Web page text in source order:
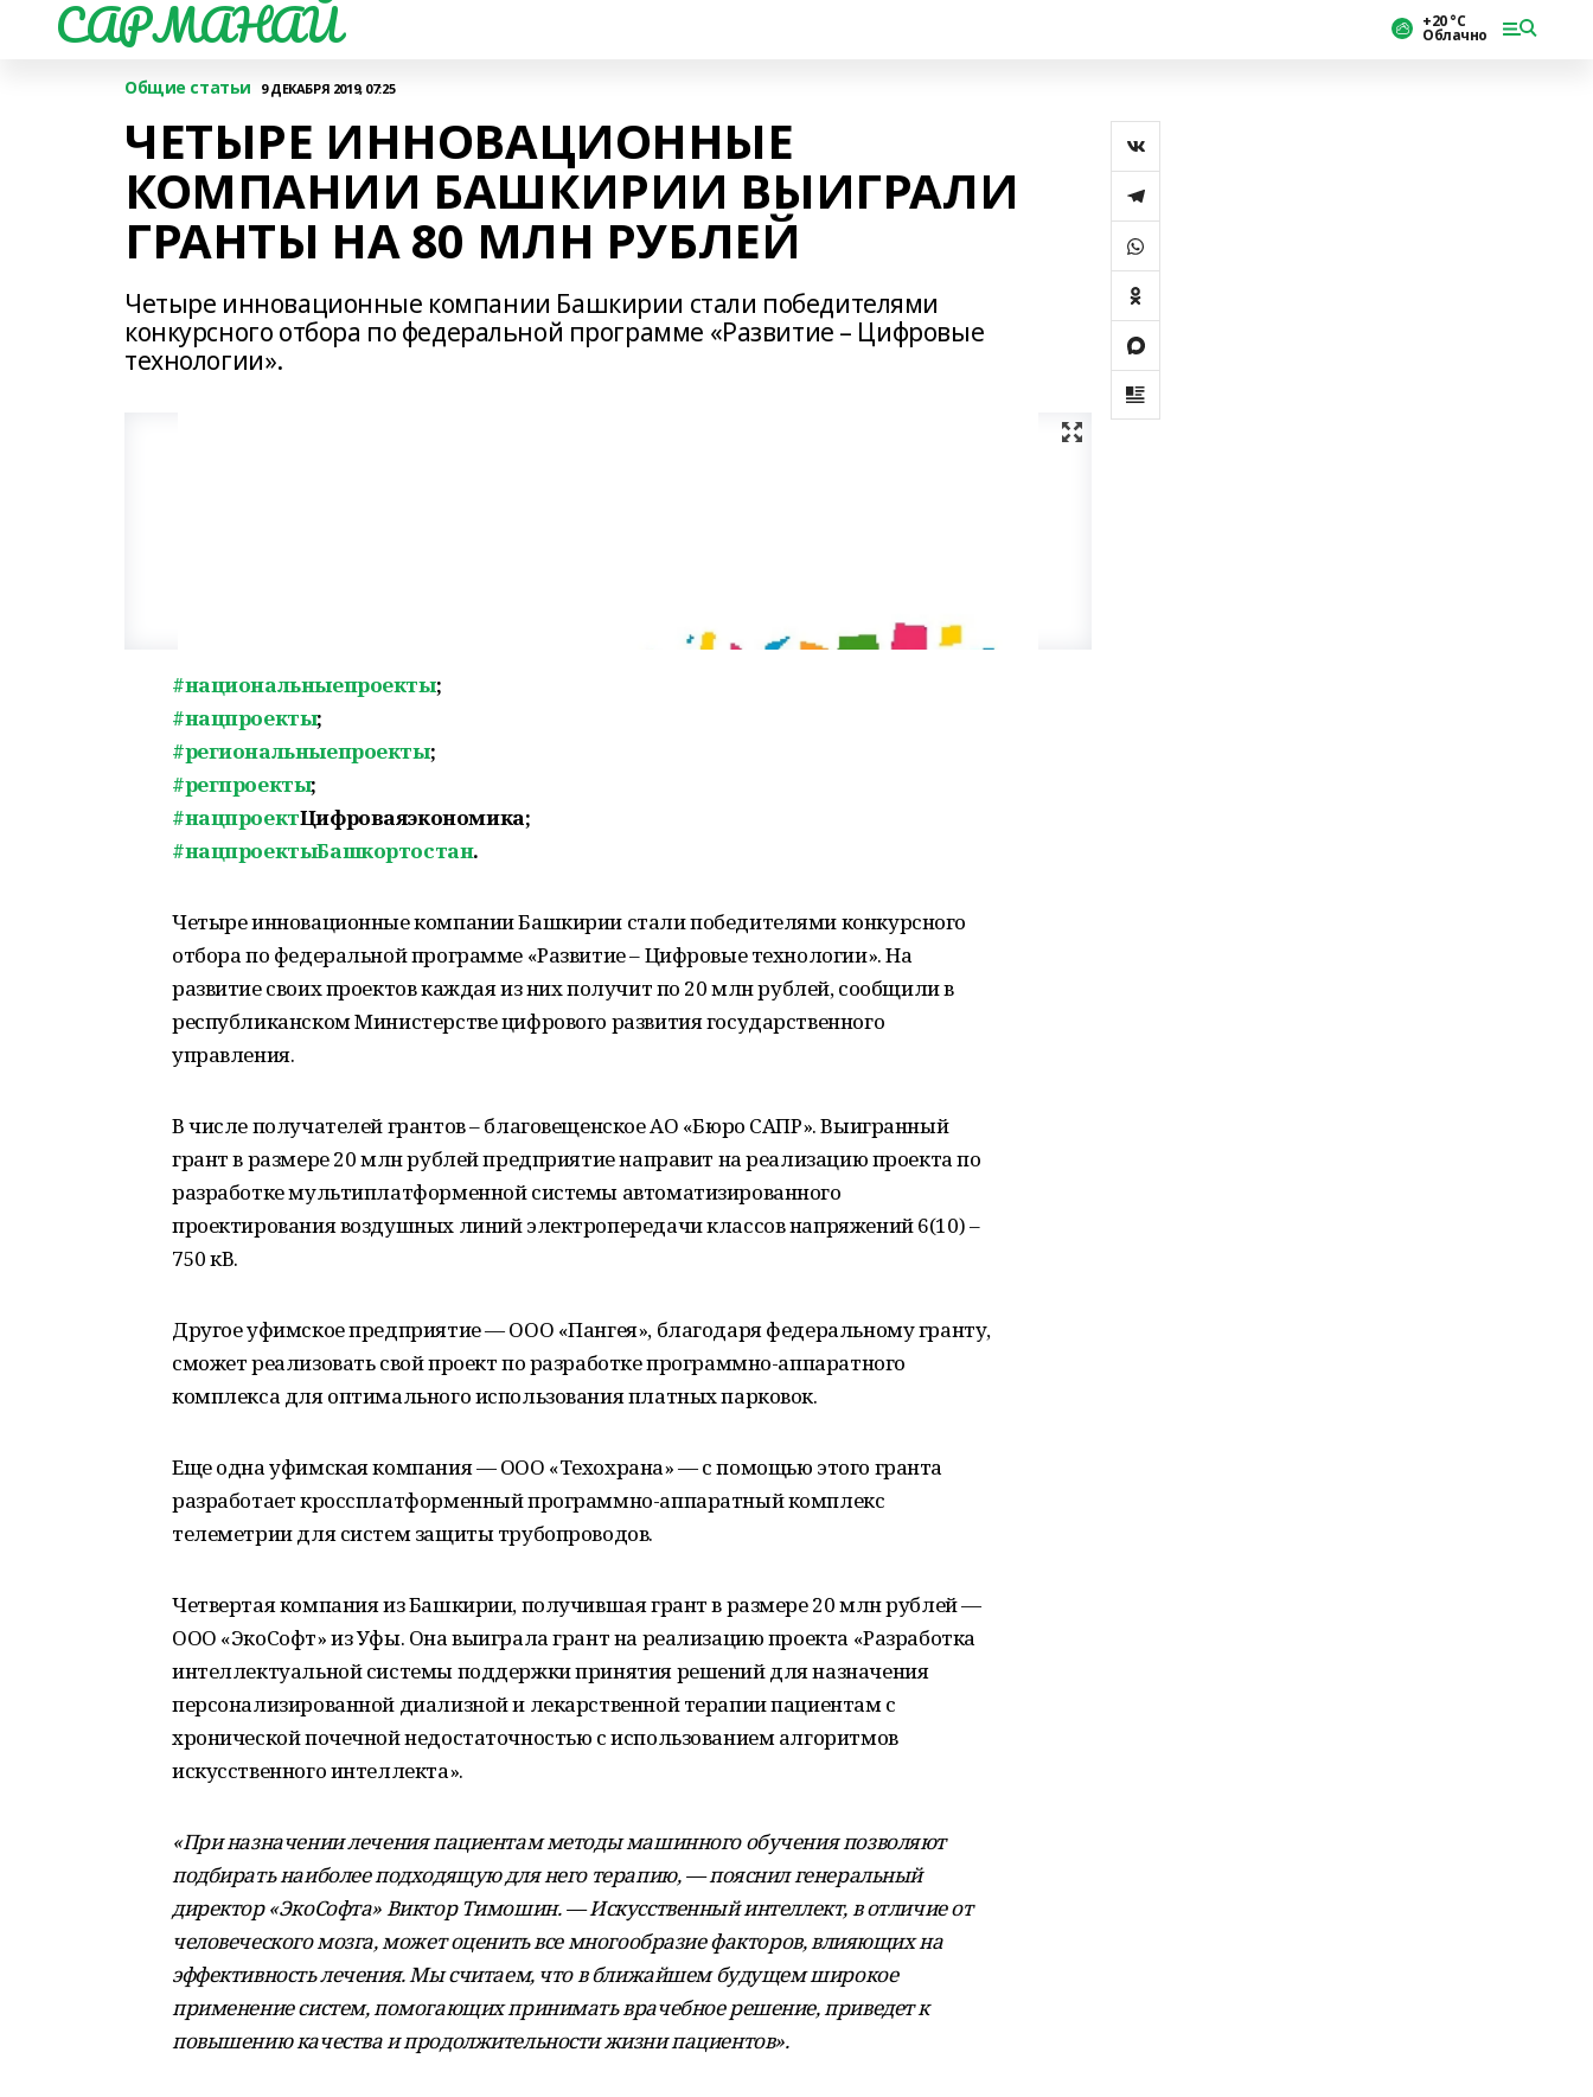
САРМАНАЙ +20 °С
Облачно
Общие статьи 9 ДЕКАБРЯ 2019, 07:25
ЧЕТЫРЕ ИННОВАЦИОННЫЕ
КОМПАНИИ БАШКИРИИ ВЫИГРАЛИ
ГРАНТЫ НА 80 МЛН РУБЛЕЙ
Четыре инновационные компании Башкирии стали победителями
конкурсного отбора по федеральной программе «Развитие – Цифровые
технологии».
#национальныепроекты;
#нацпроекты;
#региональныепроекты;
#регпроекты;
#нацпроектЦифроваяэкономика;
#нацпроектыБашкортостан.
Четыре инновационные компании Башкирии стали победителями конкурсного
отбора по федеральной программе «Развитие – Цифровые технологии». На
развитие своих проектов каждая из них получит по 20 млн рублей, сообщили в
республиканском Министерстве цифрового развития государственного
управления.
В числе получателей грантов – благовещенское АО «Бюро САПР». Выигранный
грант в размере 20 млн рублей предприятие направит на реализацию проекта по
разработке мультиплатформенной системы автоматизированного
проектирования воздушных линий электропередачи классов напряжений 6(10) –
750 кВ.
Другое уфимское предприятие — ООО «Пангея», благодаря федеральному гранту,
сможет реализовать свой проект по разработке программно-аппаратного
комплекса для оптимального использования платных парковок.
Еще одна уфимская компания — ООО «Техохрана» — с помощью этого гранта
разработает кроссплатформенный программно-аппаратный комплекс
телеметрии для систем защиты трубопроводов.
Четвертая компания из Башкирии, получившая грант в размере 20 млн рублей —
ООО «ЭкоСофт» из Уфы. Она выиграла грант на реализацию проекта «Разработка
интеллектуальной системы поддержки принятия решений для назначения
персонализированной диализной и лекарственной терапии пациентам с
хронической почечной недостаточностью с использованием алгоритмов
искусственного интеллекта».
«При назначении лечения пациентам методы машинного обучения позволяют
подбирать наиболее подходящую для него терапию, — пояснил генеральный
директор «ЭкоСофта» Виктор Тимошин. — Искусственный интеллект, в отличие от
человеческого мозга, может оценить все многообразие факторов, влияющих на
эффективность лечения. Мы считаем, что в ближайшем будущем широкое
применение систем, помогающих принимать врачебное решение, приведет к
повышению качества и продолжительности жизни пациентов».